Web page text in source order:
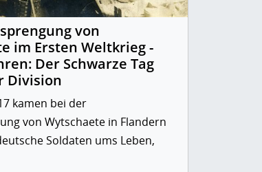
von
im Ersten Weltkrieg -
Der Schwarze Tag
Division
kamen bei der
von Wytschaete in Flandern
Soldaten ums Leben,